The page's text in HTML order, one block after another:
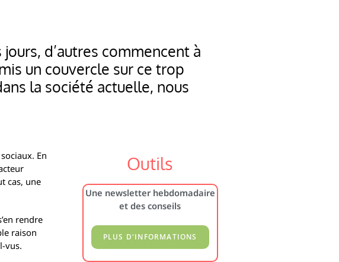
d’autres commencent à
un couvercle sur ce trop
la société actuelle, nous
En
cas, une
rendre
raison
vus.
Outils
Une newsletter hebdomadaire
et des conseils